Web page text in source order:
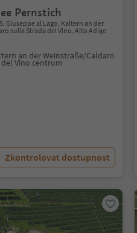
Pernstich
Giuseppe al Lago, Kaltern an der
sulla Strada del Vino, Alto Adige
an der Weinstraße/Caldaro
Vino centrum
Zkontrolovat dostupnost